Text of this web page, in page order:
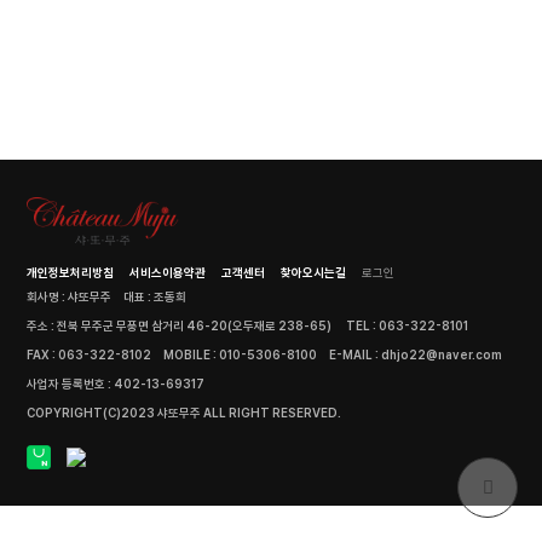
개인정보처리방침 서비스이용약관 고객센터 찾아오시는길
로그인
회사명 : 샤또무주
대표 : 조동희
주소 : 전북 무주군 무풍면 삼거리 46-20(오두재로 238-65)
TEL : 063-322-8101
FAX : 063-322-8102
MOBILE : 010-5306-8100
E-MAIL : dhjo22@naver.com
사업자 등록번호 : 402-13-69317
COPYRIGHT(C)2023 샤또무주 ALL RIGHT RESERVED.